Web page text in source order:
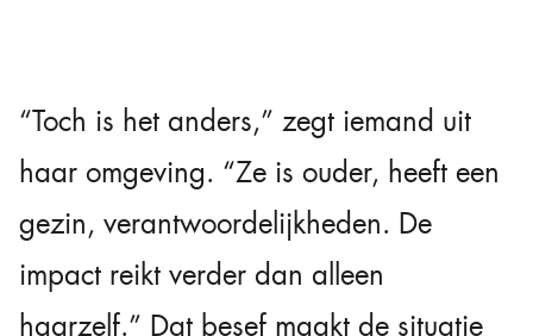
“Toch is het anders,” zegt iemand uit
haar omgeving. “Ze is ouder, heeft een
gezin, verantwoordelijkheden. De
impact reikt verder dan alleen
haarzelf.” Dat besef maakt de situatie